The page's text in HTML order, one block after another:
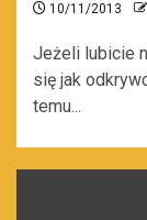
10/11/2013
Jeżeli lubicie
się jak
temu...